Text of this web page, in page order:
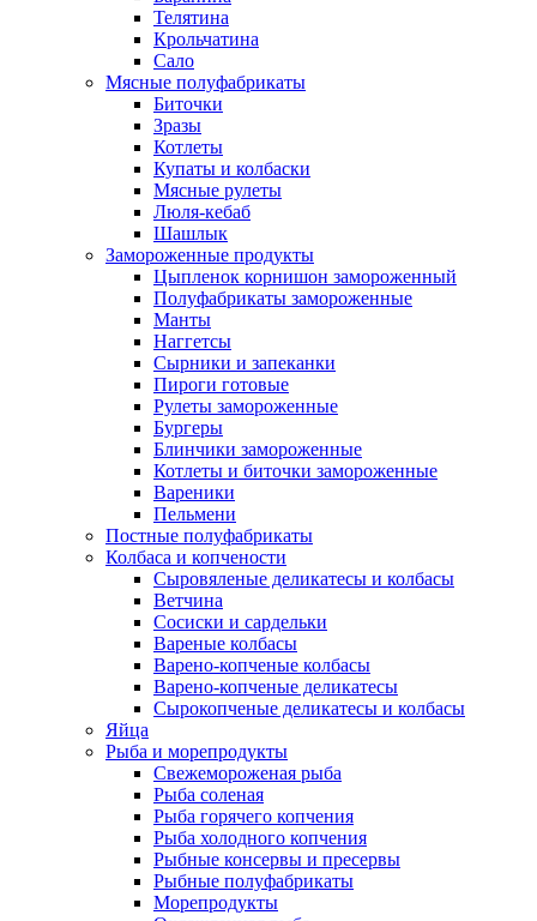
Телятина
Крольчатина
Сало
Мясные полуфабрикаты
Биточки
Зразы
Котлеты
Купаты и колбаски
Мясные рулеты
Люля-кебаб
Шашлык
Замороженные продукты
Цыпленок корнишон замороженный
Полуфабрикаты замороженные
Манты
Наггетсы
Сырники и запеканки
Пироги готовые
Рулеты замороженные
Бургеры
Блинчики замороженные
Котлеты и биточки замороженные
Вареники
Пельмени
Постные полуфабрикаты
Колбаса и копчености
Сыровяленые деликатесы и колбасы
Ветчина
Сосиски и сардельки
Вареные колбасы
Варено-копченые колбасы
Варено-копченые деликатесы
Сырокопченые деликатесы и колбасы
Яйца
Рыба и морепродукты
Свежемороженая рыба
Рыба соленая
Рыба горячего копчения
Рыба холодного копчения
Рыбные консервы и пресервы
Рыбные полуфабрикаты
Морепродукты